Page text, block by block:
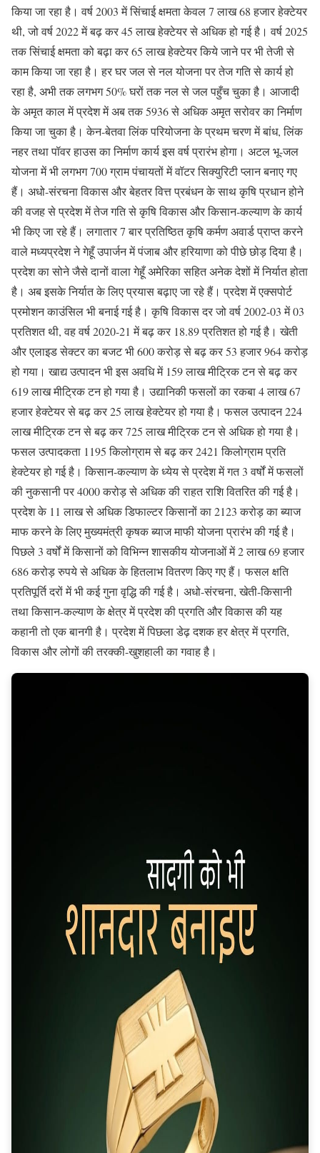
किया जा रहा है। वर्ष 2003 में सिंचाई क्षमता केवल 7 लाख 68 हजार हेक्टेयर
थी, जो वर्ष 2022 में बढ़ कर 45 लाख हेक्टेयर से अधिक हो गई है। वर्ष 2025
तक सिंचाई क्षमता को बढ़ा कर 65 लाख हेक्टेयर किये जाने पर भी तेजी से
काम किया जा रहा है। हर घर जल से नल योजना पर तेज गति से कार्य हो
रहा है, अभी तक लगभग 50% घरों तक नल से जल पहुँच चुका है। आजादी
के अमृत काल में प्रदेश में अब तक 5936 से अधिक अमृत सरोवर का निर्माण
किया जा चुका है। केन-बेतवा लिंक परियोजना के प्रथम चरण में बांध, लिंक
नहर तथा पॉवर हाउस का निर्माण कार्य इस वर्ष प्रारंभ होगा। अटल भू-जल
योजना में भी लगभग 700 ग्राम पंचायतों में वॉटर सिक्युरिटी प्लान बनाए गए
हैं। अधो-संरचना विकास और बेहतर वित्त प्रबंधन के साथ कृषि प्रधान होने
की वजह से प्रदेश में तेज गति से कृषि विकास और किसान-कल्याण के कार्य
भी किए जा रहे हैं। लगातार 7 बार प्रतिष्ठित कृषि कर्मण अवार्ड प्राप्त करने
वाले मध्यप्रदेश ने गेहूँ उपार्जन में पंजाब और हरियाणा को पीछे छोड़ दिया है।
प्रदेश का सोने जैसे दानों वाला गेहूँ अमेरिका सहित अनेक देशों में निर्यात होता
है। अब इसके निर्यात के लिए प्रयास बढ़ाए जा रहे हैं। प्रदेश में एक्सपोर्ट
प्रमोशन काउंसिल भी बनाई गई है। कृषि विकास दर जो वर्ष 2002-03 में 03
प्रतिशत थी, वह वर्ष 2020-21 में बढ़ कर 18.89 प्रतिशत हो गई है। खेती
और एलाइड सेक्टर का बजट भी 600 करोड़ से बढ़ कर 53 हजार 964 करोड़
हो गया। खाद्य उत्पादन भी इस अवधि में 159 लाख मीट्रिक टन से बढ़ कर
619 लाख मीट्रिक टन हो गया है। उद्यानिकी फसलों का रकबा 4 लाख 67
हजार हेक्टेयर से बढ़ कर 25 लाख हेक्टेयर हो गया है। फसल उत्पादन 224
लाख मीट्रिक टन से बढ़ कर 725 लाख मीट्रिक टन से अधिक हो गया है।
फसल उत्पादकता 1195 किलोग्राम से बढ़ कर 2421 किलोग्राम प्रति
हेक्टेयर हो गई है। किसान-कल्याण के ध्येय से प्रदेश में गत 3 वर्षों में फसलों
की नुकसानी पर 4000 करोड़ से अधिक की राहत राशि वितरित की गई है।
प्रदेश के 11 लाख से अधिक डिफाल्टर किसानों का 2123 करोड़ का ब्याज
माफ करने के लिए मुख्यमंत्री कृषक ब्याज माफी योजना प्रारंभ की गई है।
पिछले 3 वर्षों में किसानों को विभिन्न शासकीय योजनाओं में 2 लाख 69 हजार
686 करोड़ रुपये से अधिक के हितलाभ वितरण किए गए हैं। फसल क्षति
प्रतिपूर्ति दरों में भी कई गुना वृद्धि की गई है। अधो-संरचना, खेती-किसानी
तथा किसान-कल्याण के क्षेत्र में प्रदेश की प्रगति और विकास की यह
कहानी तो एक बानगी है। प्रदेश में पिछला डेढ़ दशक हर क्षेत्र में प्रगति,
विकास और लोगों की तरक्की-खुशहाली का गवाह है।